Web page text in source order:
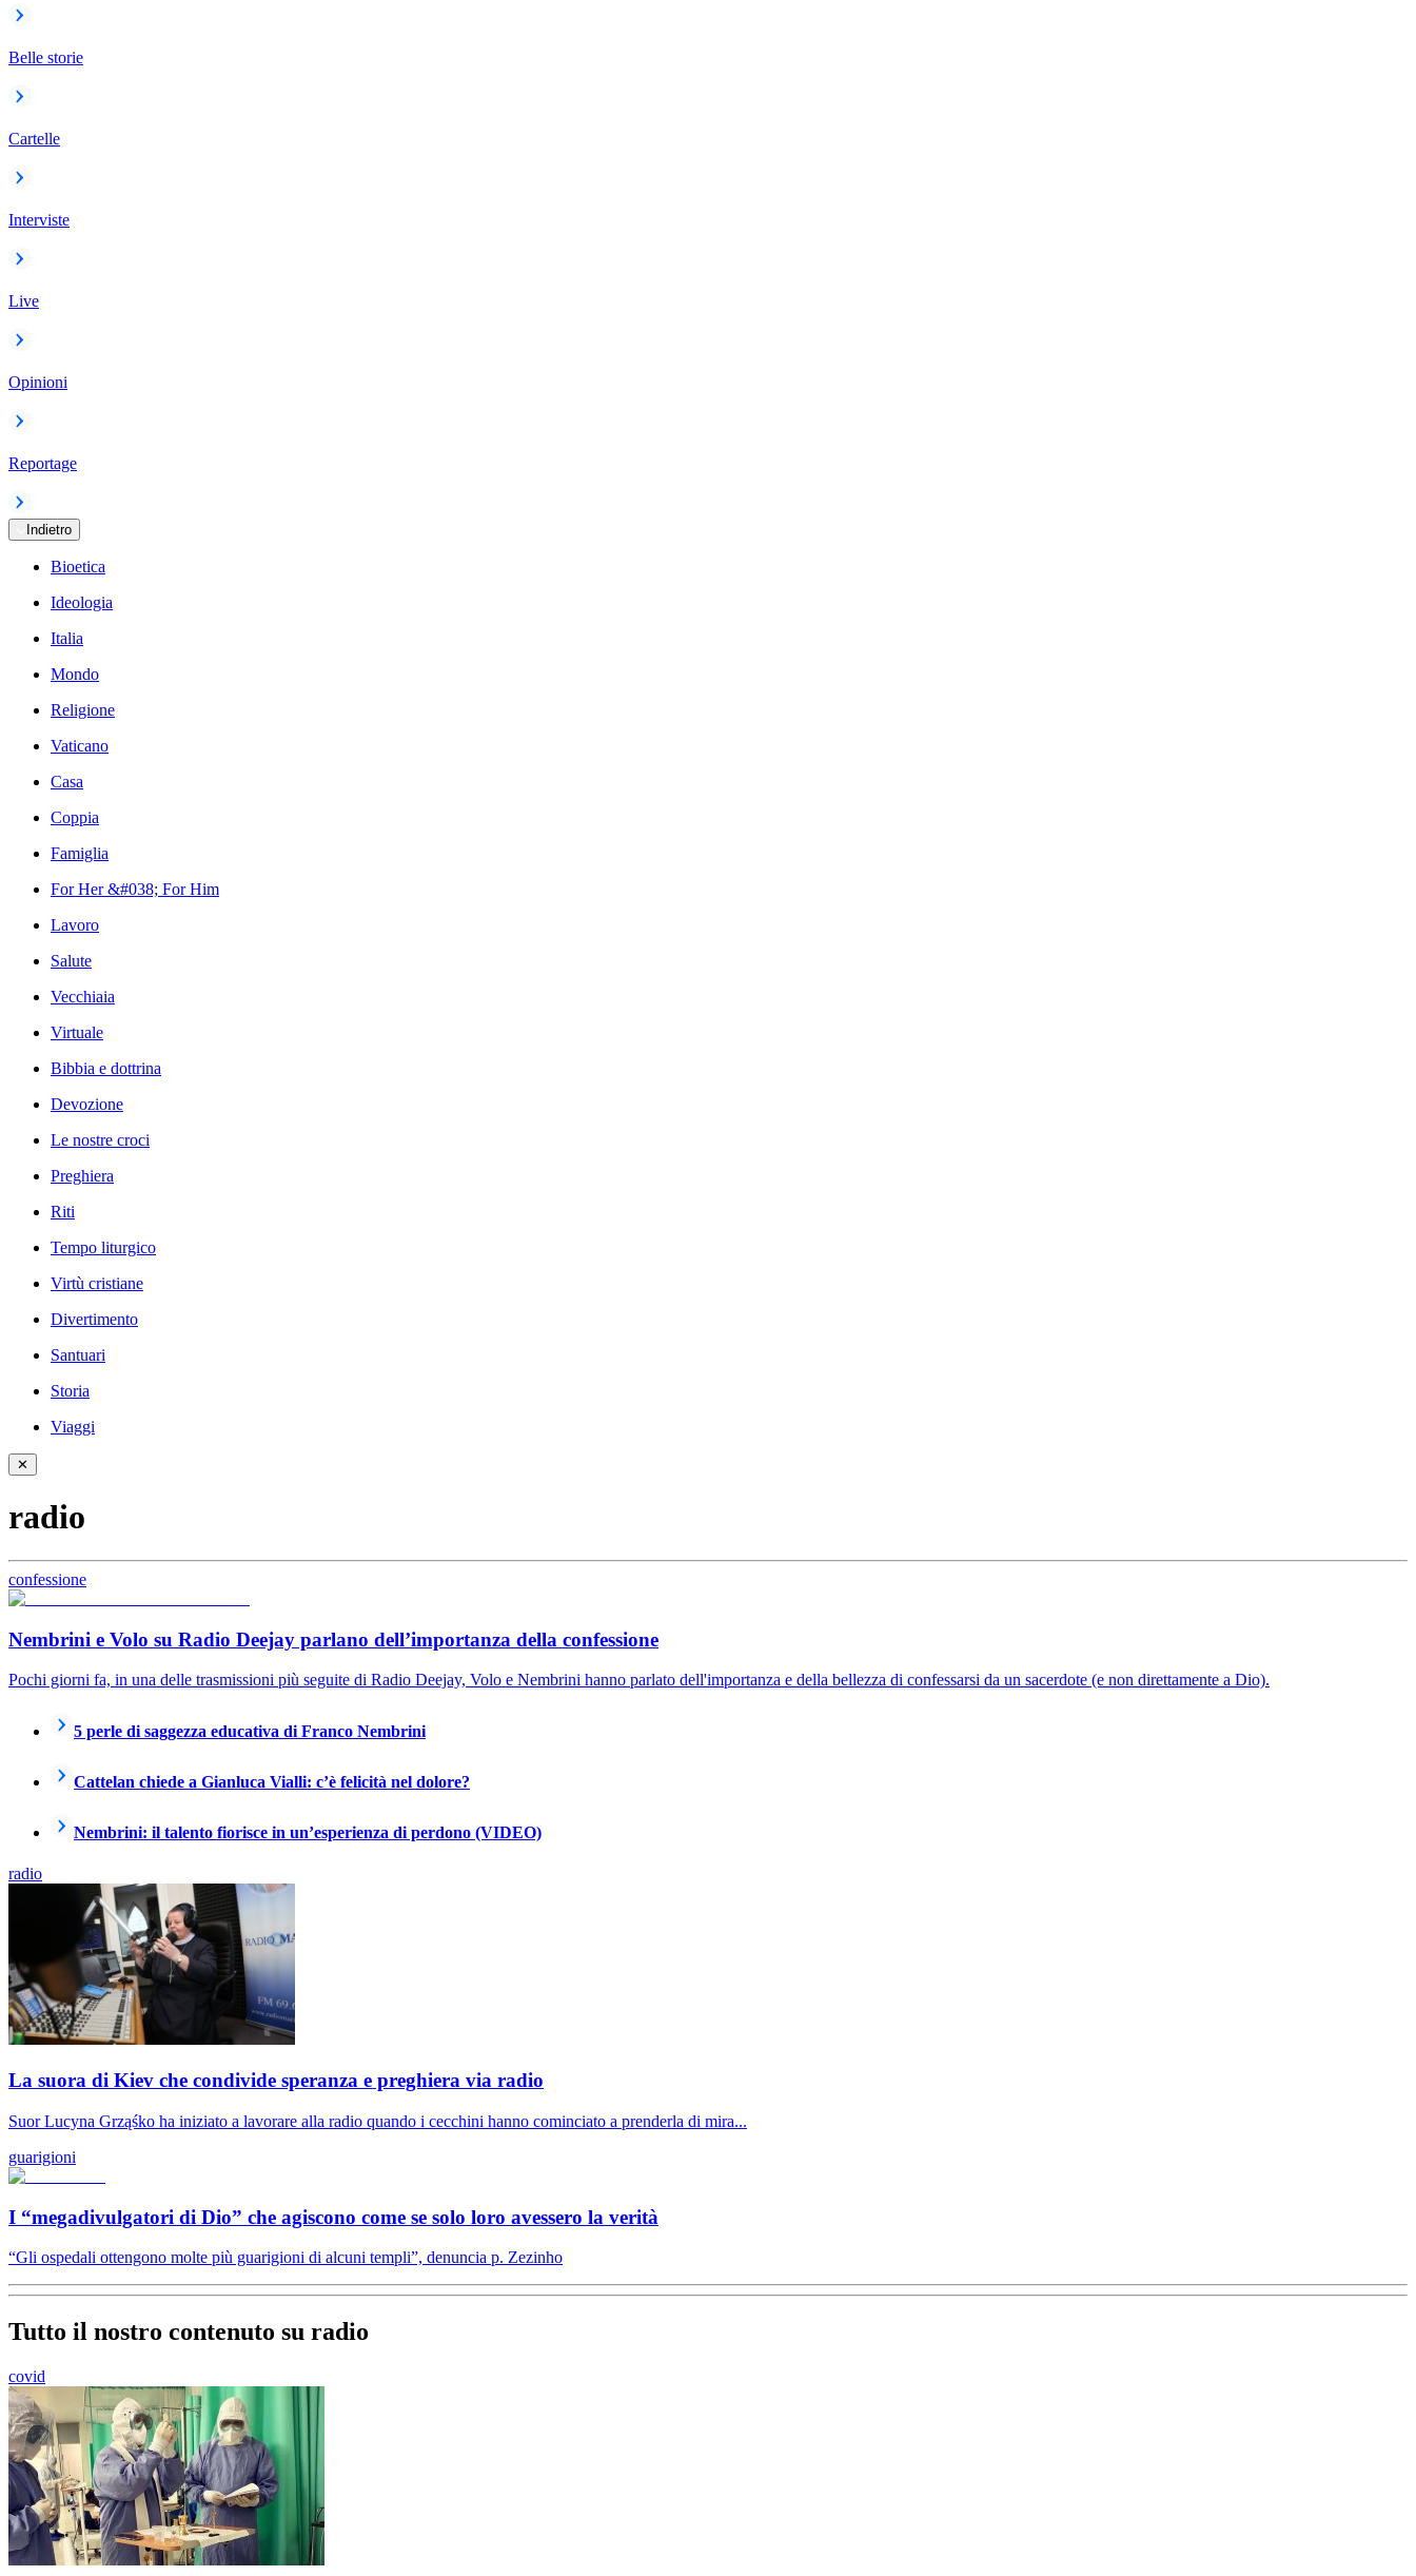
Belle storie
Cartelle
Interviste
Live
Opinioni
Reportage
Indietro
Bioetica
Ideologia
Italia
Mondo
Religione
Vaticano
Casa
Coppia
Famiglia
For Her &#038; For Him
Lavoro
Salute
Vecchiaia
Virtuale
Bibbia e dottrina
Devozione
Le nostre croci
Preghiera
Riti
Tempo liturgico
Virtù cristiane
Divertimento
Santuari
Storia
Viaggi
✕
radio
confessione
Nembrini e Volo su Radio Deejay parlano dell’importanza della confessione
Pochi giorni fa, in una delle trasmissioni più seguite di Radio Deejay, Volo e Nembrini hanno parlato dell'importanza e della bellezza di confessarsi da un sacerdote (e non direttamente a Dio).
5 perle di saggezza educativa di Franco Nembrini
Cattelan chiede a Gianluca Vialli: c’è felicità nel dolore?
Nembrini: il talento fiorisce in un’esperienza di perdono (VIDEO)
radio
La suora di Kiev che condivide speranza e preghiera via radio
Suor Lucyna Grząśko ha iniziato a lavorare alla radio quando i cecchini hanno cominciato a prenderla di mira...
guarigioni
I “megadivulgatori di Dio” che agiscono come se solo loro avessero la verità
“Gli ospedali ottengono molte più guarigioni di alcuni templi”, denuncia p. Zezinho
Tutto il nostro contenuto su radio
covid